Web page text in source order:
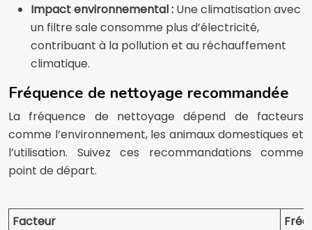
Impact environnemental : Une climatisation avec
un filtre sale consomme plus d’électricité,
contribuant à la pollution et au réchauffement
climatique.
Fréquence de nettoyage recommandée
La fréquence de nettoyage dépend de facteurs
comme l’environnement, les animaux domestiques et
l’utilisation. Suivez ces recommandations comme
point de départ.
Facteur